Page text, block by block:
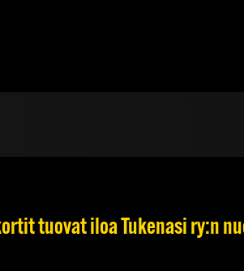
tuovat iloa Tukenasi ry:n